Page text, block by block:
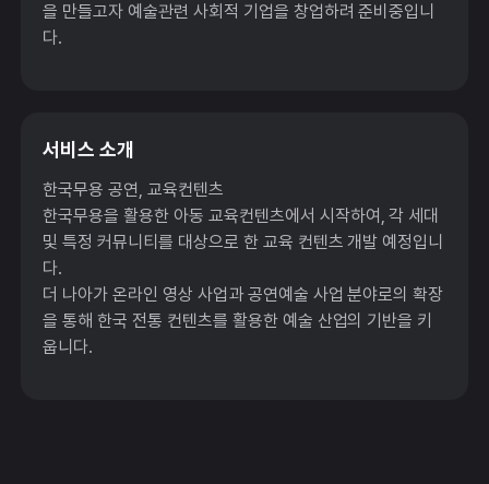
을 만들고자 예술관련 사회적 기업을 창업하려 준비중입니
다.
서비스 소개
한국무용 공연, 교육컨텐츠
한국무용을 활용한 아동 교육컨텐츠에서 시작하여, 각 세대
및 특정 커뮤니티를 대상으로 한 교육 컨텐츠 개발 예정입니
다.
더 나아가 온라인 영상 사업과 공연예술 사업 분야로의 확장
을 통해 한국 전통 컨텐츠를 활용한 예술 산업의 기반을 키
웁니다.